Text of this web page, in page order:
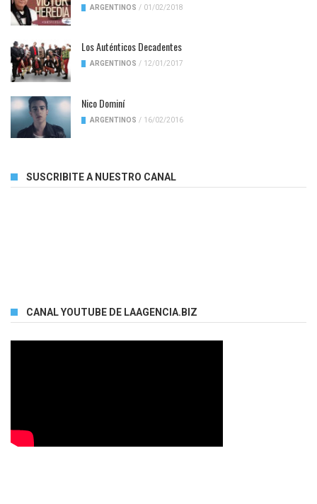
ARGENTINOS / 01/02/2018
Los Auténticos Decadentes
ARGENTINOS / 12/01/2017
Nico Dominí
ARGENTINOS / 16/02/2016
SUSCRIBITE A NUESTRO CANAL
CANAL YOUTUBE DE LAAGENCIA.BIZ